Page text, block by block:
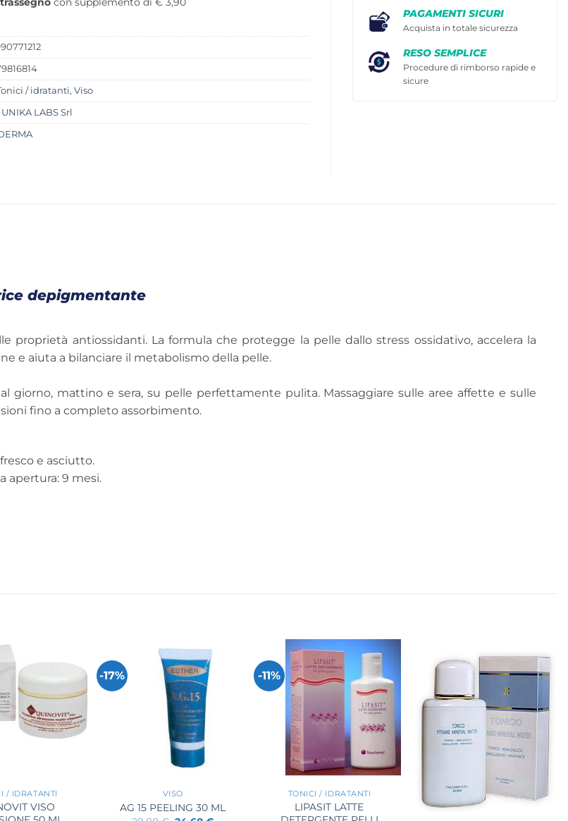
/ idratanti, Viso
UNIKA LABS Srl
PAGAMENTI SICURI
Acquista in totale sicurezza
RESO SEMPLICE
Procedure di rimborso rapide e
sicure
depigmentante
proprietà antiossidanti. La formula che protegge la pelle dallo stress ossidativo, accelera la
e aiuta a bilanciare il metabolismo della pelle.
giorno, mattino e sera, su pelle perfettamente pulita. Massaggiare sulle aree affette e sulle
fino a completo assorbimento.
e asciutto.
apertura: 9 mesi.
/ IDRATANTI
VISO
-17%
VISO
AG 15 PEELING 30 ML
-11%
TONICI / IDRATANTI
LIPASIT LATTE
+